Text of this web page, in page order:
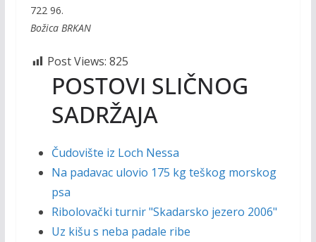
722 96.
Božica BRKAN
Post Views: 825
POSTOVI SLIČNOG
SADRŽAJA
Čudovište iz Loch Nessa
Na padavac ulovio 175 kg teškog morskog
psa
Ribolovački turnir "Skadarsko jezero 2006"
Uz kišu s neba padale ribe